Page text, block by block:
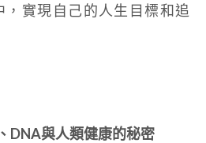
實現自己的人生目標和追
DNA與人類健康的秘密